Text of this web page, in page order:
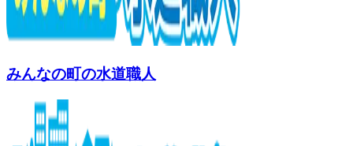
みんなの町の水道職人